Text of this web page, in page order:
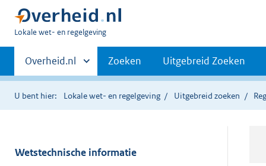
U
hier:
Lokale wet- en regelgeving
Primaire
navigatie
Andere
sites
binnen
Overheid.nl Zoeken Uitgebreid Zoeken
U bent hier: Lokale wet- en regelgeving Uitgebreid zoeken
Wetstechnische informatie